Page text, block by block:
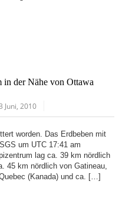
in der Nähe von Ottawa
Juni, 2010
worden. Das Erdbeben mit
um UTC 17:41 am
lag ca. 39 km nördlich
45 km nördlich von Gatineau,
(Kanada) und ca. […]